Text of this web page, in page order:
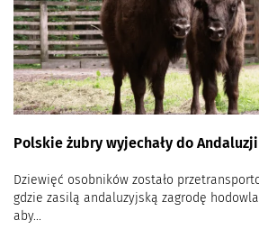
Polskie żubry wyjechały do Andaluzji
Dziewięć osobników zostało
gdzie zasilą andaluzyjską zagrodę
aby...